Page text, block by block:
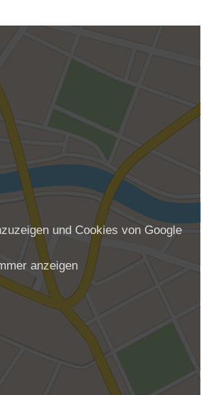
und Cookies von Google
anzeigen